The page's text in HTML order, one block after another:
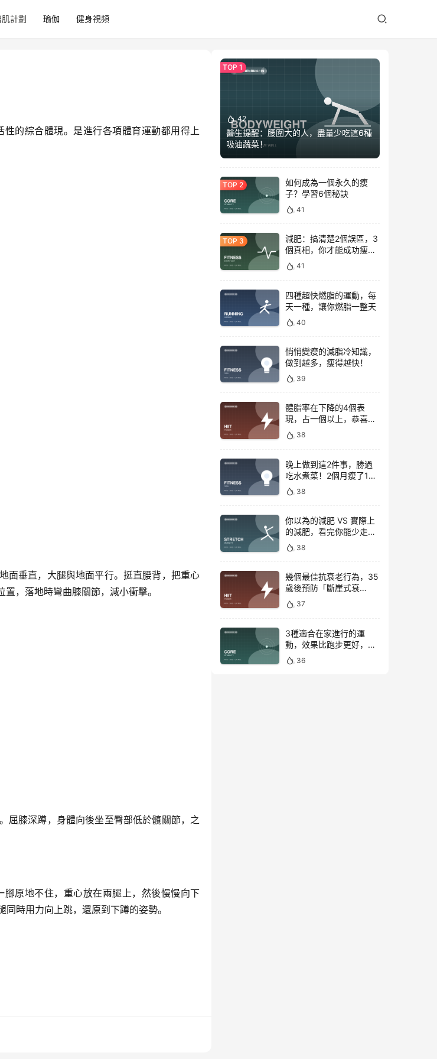
肌計劃 瑜伽 健身視頻
的綜合體現。是進行各項體育運動都用得上
面垂直，大腿與地面平行。挺直腰背，把重心
，落地時彎曲膝關節，減小衝擊。
屈膝深蹲，身體向後坐至臀部低於髖關節，之
原地不住，重心放在兩腿上，然後慢慢向下
時用力向上跳，還原到下蹲的姿勢。
42
醫生提醒：腰圍大的人，盡量少吃這6種
吸油蔬菜！
如何成為一個永久的瘦
子？學習6個秘訣
41
減肥：搞清楚2個誤區，3
個真相，你才能成功瘦下
來！41
四種超快燃脂的運動，每
天一種，讓你燃脂一整天
40
悄悄變瘦的減脂冷知識，
做到越多，瘦得越快！
39
體脂率在下降的4個表
現，占一個以上，恭喜你
正在變瘦
38
晚上做到這2件事，勝過
吃水煮菜！2個月瘦了15
斤，腰圍下降6cm
38
你以為的減肥 VS 實際上
的減肥，看完你能少走彎
路
38
幾個最佳抗衰老行為，35
歲後預防「斷崖式衰
老」！
37
3種適合在家進行的運
動，效果比跑步更好，是
公認的脂肪殺手！
36